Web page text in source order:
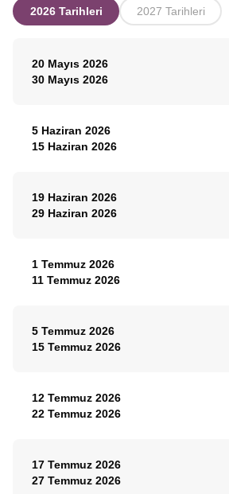
2026 Tarihleri 2027 Tarihleri
20 Mayıs 2026
30 Mayıs 2026
5 Haziran 2026
15 Haziran 2026
19 Haziran 2026
29 Haziran 2026
1 Temmuz 2026
11 Temmuz 2026
5 Temmuz 2026
15 Temmuz 2026
12 Temmuz 2026
22 Temmuz 2026
17 Temmuz 2026
27 Temmuz 2026